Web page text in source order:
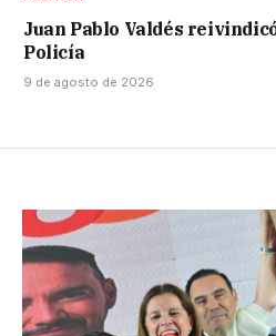
Juan Pablo Valdés
Policía
9 de agosto de 2026